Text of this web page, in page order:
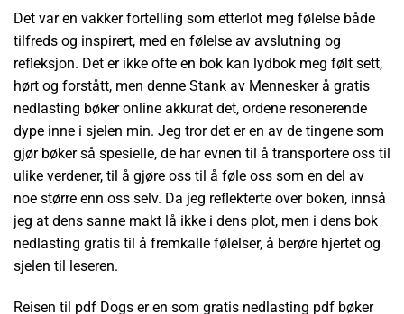
Det var en vakker fortelling som etterlot meg følelse både
tilfreds og inspirert, med en følelse av avslutning og
refleksjon. Det er ikke ofte en bok kan lydbok meg følt sett,
hørt og forstått, men denne Stank av Mennesker å gratis
nedlasting bøker online akkurat det, ordene resonerende
dype inne i sjelen min. Jeg tror det er en av de tingene som
gjør bøker så spesielle, de har evnen til å transportere oss til
ulike verdener, til å gjøre oss til å føle oss som en del av
noe større enn oss selv. Da jeg reflekterte over boken, innså
jeg at dens sanne makt lå ikke i dens plot, men i dens bok
nedlasting gratis til å fremkalle følelser, å berøre hjertet og
sjelen til leseren.
Reisen til pdf Dogs er en som gratis nedlasting pdf bøker